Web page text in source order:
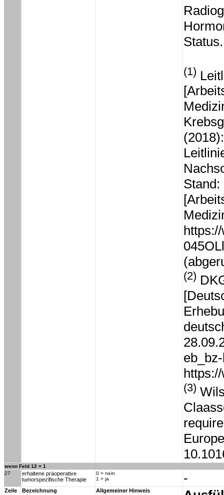
Status.
(1)
(2)
(3)
wenn Feld 12 = 1
27
erhaltene präoperative
tumorspezifische Therapie
0 = nein
1 = ja
-
Zeile Bezeichnung Allgemeiner Hinweis